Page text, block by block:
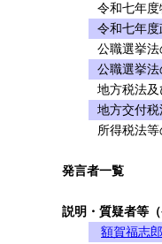
令和七年
令和七年
公職選挙法
公職選挙法
地方税法
地方交付
所得税法
発言者一覧
説明・質疑者等（
額賀福志